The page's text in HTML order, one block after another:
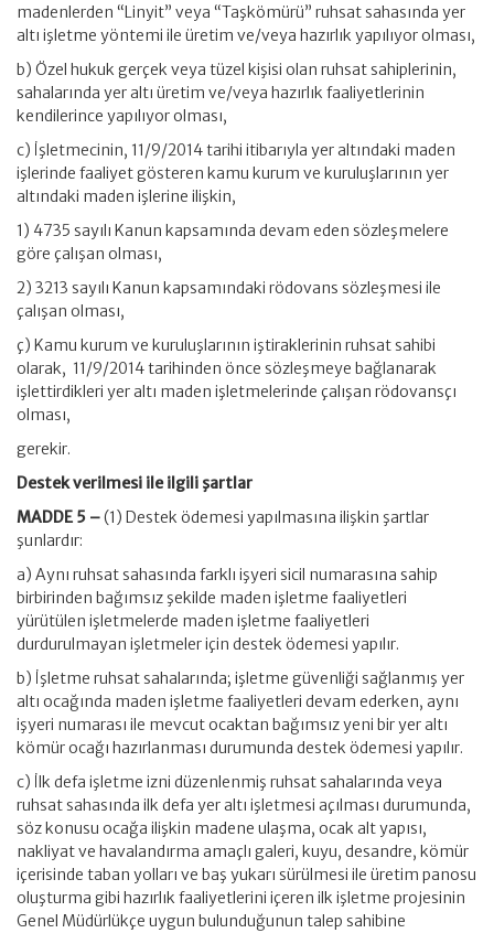
madenlerden “Linyit” veya “Taşkömürü” ruhsat sahasında yer
altı işletme yöntemi ile üretim ve/veya hazırlık yapılıyor olması,
b) Özel hukuk gerçek veya tüzel kişisi olan ruhsat sahiplerinin,
sahalarında yer altı üretim ve/veya hazırlık faaliyetlerinin
kendilerince yapılıyor olması,
c) İşletmecinin, 11/9/2014 tarihi itibarıyla yer altındaki maden
işlerinde faaliyet gösteren kamu kurum ve kuruluşlarının yer
altındaki maden işlerine ilişkin,
1) 4735 sayılı Kanun kapsamında devam eden sözleşmelere
göre çalışan olması,
2) 3213 sayılı Kanun kapsamındaki rödovans sözleşmesi ile
çalışan olması,
ç) Kamu kurum ve kuruluşlarının iştiraklerinin ruhsat sahibi
olarak, 11/9/2014 tarihinden önce sözleşmeye bağlanarak
işlettirdikleri yer altı maden işletmelerinde çalışan rödovansçı
olması,
gerekir.
Destek verilmesi ile ilgili şartlar
MADDE 5 –(1) Destek ödemesi yapılmasına ilişkin şartlar
şunlardır:
a) Aynı ruhsat sahasında farklı işyeri sicil numarasına sahip
birbirinden bağımsız şekilde maden işletme faaliyetleri
yürütülen işletmelerde maden işletme faaliyetleri
durdurulmayan işletmeler için destek ödemesi yapılır.
b) İşletme ruhsat sahalarında; işletme güvenliği sağlanmış yer
altı ocağında maden işletme faaliyetleri devam ederken, aynı
işyeri numarası ile mevcut ocaktan bağımsız yeni bir yer altı
kömür ocağı hazırlanması durumunda destek ödemesi yapılır.
c) İlk defa işletme izni düzenlenmiş ruhsat sahalarında veya
ruhsat sahasında ilk defa yer altı işletmesi açılması durumunda,
söz konusu ocağa ilişkin madene ulaşma, ocak alt yapısı,
nakliyat ve havalandırma amaçlı galeri, kuyu, desandre, kömür
içerisinde taban yolları ve baş yukarı sürülmesi ile üretim panosu
oluşturma gibi hazırlık faaliyetlerini içeren ilk işletme projesinin
Genel Müdürlükçe uygun bulunduğunun talep sahibine